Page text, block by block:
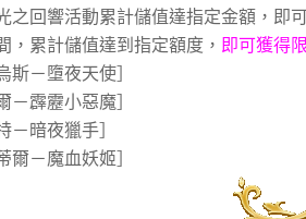
之回響活動累計儲值達指定金額，即
，累計儲值達到指定額度， 即可獲得
斯－墮夜天使］
－霹靂小惡魔］
－暗夜獵手］
爾－魔血妖姬］